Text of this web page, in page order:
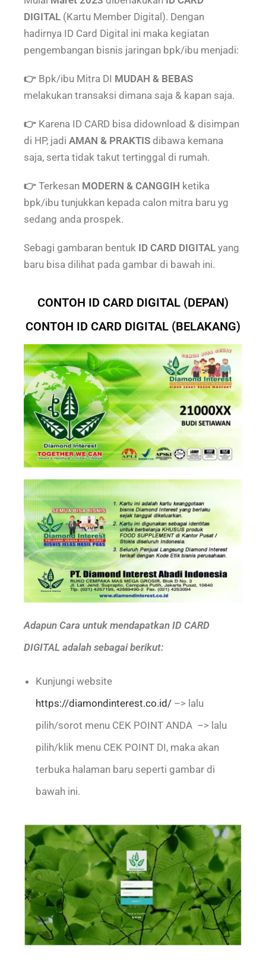
DIGITAL (Kartu Member Digital). Dengan
hadirnya ID Card Digital ini maka kegiatan
pengembangan bisnis jaringan bpk/ibu menjadi:
👉 Bpk/ibu Mitra DI MUDAH & BEBAS
melakukan transaksi dimana saja & kapan saja.
👉 Karena ID CARD bisa didownload & disimpan
di HP, jadi AMAN & PRAKTIS dibawa kemana
saja, serta tidak takut tertinggal di rumah.
👉 Terkesan MODERN & CANGGIH ketika
bpk/ibu tunjukkan kepada calon mitra baru yg
sedang anda prospek.
Sebagi gambaran bentuk ID CARD DIGITAL yang
baru bisa dilihat pada gambar di bawah ini.
CONTOH ID CARD DIGITAL (DEPAN)
CONTOH ID CARD DIGITAL (BELAKANG)
Adapun Cara untuk mendapatkan ID CARD
DIGITAL adalah sebagai berikut:
Kunjungi website
https://diamondinterest.co.id/ –> lalu
pilih/sorot menu CEK POINT ANDA –> lalu
pilih/klik menu CEK POINT DI, maka akan
terbuka halaman baru seperti gambar di
bawah ini.